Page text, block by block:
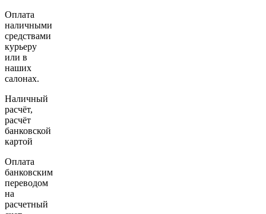
Оплата
наличными
средствами
курьеру
или в
наших
салонах.
Наличный
расчёт,
расчёт
банковской
картой
Оплата
банковским
переводом
на
расчетный